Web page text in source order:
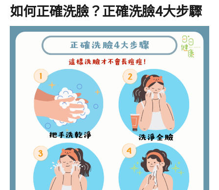
如何正確洗臉？正確洗臉4大步驟